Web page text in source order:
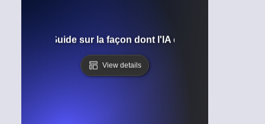
? Guide sur la façon dont l'IA comprend et
View details